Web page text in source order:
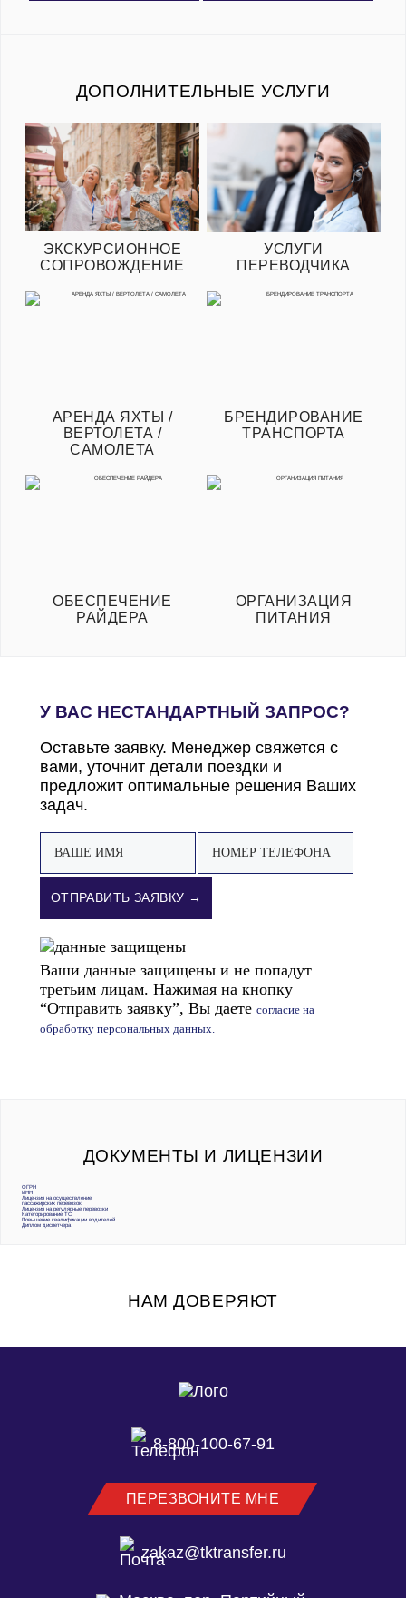
ДОПОЛНИТЕЛЬНЫЕ УСЛУГИ
ЭКСКУРСИОННОЕ
СОПРОВОЖДЕНИЕ
УСЛУГИ
ПЕРЕВОДЧИКА
АРЕНДА ЯХТЫ /
ВЕРТОЛЕТА /
САМОЛЕТА
БРЕНДИРОВАНИЕ
ТРАНСПОРТА
ОБЕСПЕЧЕНИЕ
РАЙДЕРА
ОРГАНИЗАЦИЯ
ПИТАНИЯ
У ВАС НЕСТАНДАРТНЫЙ ЗАПРОС?
Оставьте заявку. Менеджер свяжется с
вами, уточнит детали поездки и
предложит оптимальные решения Ваших
задач.
ОТПРАВИТЬ ЗАЯВКУ →
Ваши данные защищены и не попадут
третьим лицам. Нажимая на кнопку
“Отправить заявку”, Вы даете согласие на
обработку персональных данных.
ДОКУМЕНТЫ И ЛИЦЕНЗИИ
ОГРН
ИНН
Лицензия на осуществление
пассажирских перевозок
Лицензия на регулярные перевозки
Категорирование ТС
Повышение квалификации водителей
Диплом диспетчера
НАМ ДОВЕРЯЮТ
8-800-100-67-91
ПЕРЕЗВОНИТЕ МНЕ
zakaz@tktransfer.ru